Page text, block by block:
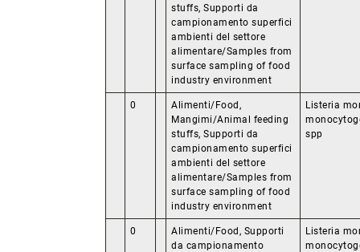
stuffs, Supporti da
campionamento superfici
ambienti del settore
alimentare/Samples from
surface sampling of food
industry environment
0
Alimenti/Food,
Mangimi/Animal feeding
stuffs, Supporti da
campionamento superfici
ambienti del settore
alimentare/Samples from
surface sampling of food
industry environment
Listeria
spp
0
Alimenti/Food, Supporti
da campionamento
Listeria